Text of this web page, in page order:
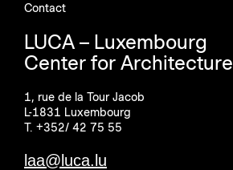
Contact
LUCA – Luxembourg
Center for Architecture
1, rue de la Tour Jacob
L-1831 Luxembourg
T. +352/ 42 75 55
laa@luca.lu